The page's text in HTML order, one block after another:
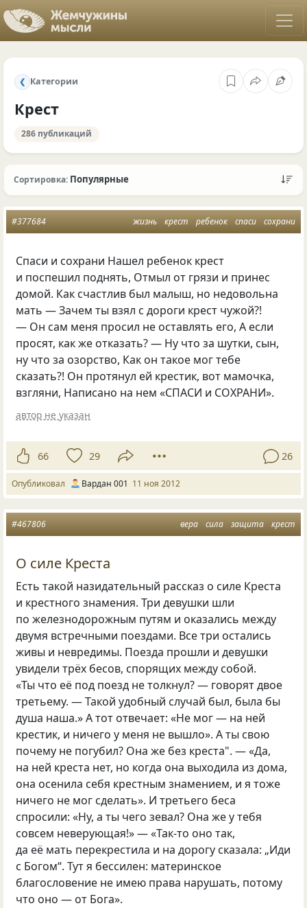
❮ Категории
Крест
286 публикаций
Сортировка: Популярные
жизнь крест ребенок спаси сохрани
#377684
Спаси и сохрани Нашел ребенок крест
и поспешил поднять, Отмыл от грязи и принес
домой. Как счастлив был малыш, но недовольна
мать — Зачем ты взял с дороги крест чужой?!
— Он сам меня просил не оставлять его, А если
просят, как же отказать? — Ну что за шутки, сын,
ну что за озорство, Как он такое мог тебе
сказать?! Он протянул ей крестик, вот мамочка,
взгляни, Написано на нем «СПАСИ и СОХРАНИ».
автор не указан
66 29 26
Опубликовал Вардан 001 11 ноя 2012
вера сила защита крест
#467806
О силе Креста
Есть такой назидательный рассказ о силе Креста
и крестного знамения. Три девушки шли
по железнодорожным путям и оказались между
двумя встречными поездами. Все три остались
живы и невредимы. Поезда прошли и девушки
увидели трёх бесов, спорящих между собой.
«Ты что её под поезд не толкнул? — говорят двое
третьему. — Такой удобный случай был, была бы
душа наша.» А тот отвечает: «Не мог — на ней
крестик, и ничего у меня не вышло». А ты свою
почему не погубил? Она же без креста". — «Да,
на ней креста нет, но когда она выходила из дома,
она осенила себя крестным знамением, и я тоже
ничего не мог сделать». И третьего беса
спросили: «Ну, а ты чего зевал? Она же у тебя
совсем неверующая!» — «Так-то оно так,
да её мать перекрестила и на дорогу сказала: „Иди
с Богом“. Тут я бессилен: материнское
благословение не имею права нарушать, потому
что оно — от Бога».